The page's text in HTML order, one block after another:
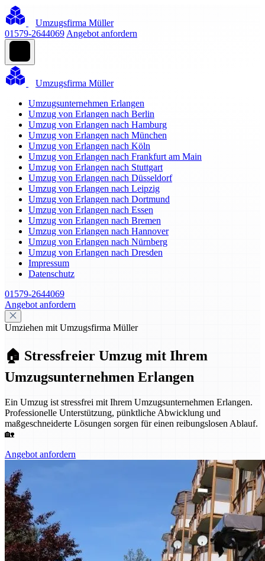
Umzugsfirma Müller
01579-2644069 Angebot anfordern
Umzugsfirma Müller
Umzugsunternehmen Erlangen
Umzug von Erlangen nach Berlin
Umzug von Erlangen nach Hamburg
Umzug von Erlangen nach München
Umzug von Erlangen nach Köln
Umzug von Erlangen nach Frankfurt am Main
Umzug von Erlangen nach Stuttgart
Umzug von Erlangen nach Düsseldorf
Umzug von Erlangen nach Leipzig
Umzug von Erlangen nach Dortmund
Umzug von Erlangen nach Essen
Umzug von Erlangen nach Bremen
Umzug von Erlangen nach Hannover
Umzug von Erlangen nach Nürnberg
Umzug von Erlangen nach Dresden
Impressum
Datenschutz
01579-2644069
Angebot anfordern
Umziehen mit Umzugsfirma Müller
🏠 Stressfreier Umzug mit Ihrem
Umzugsunternehmen Erlangen
Ein Umzug ist stressfrei mit Ihrem Umzugsunternehmen Erlangen.
Professionelle Unterstützung, pünktliche Abwicklung und
maßgeschneiderte Lösungen sorgen für einen reibungslosen Ablauf.
🏡
Angebot anfordern